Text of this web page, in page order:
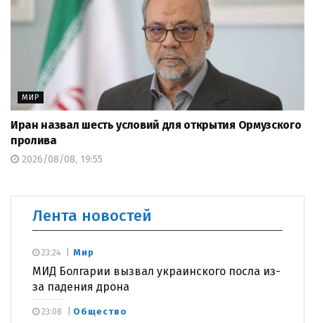
МИР
Иран назвал шесть условий для открытия Ормузского
пролива
2026/08/08, 19:55
Лента новостей
Мир
МИД Болгарии вызвал украинского посла из-
за падения дрона
23:24
Общество
23:08